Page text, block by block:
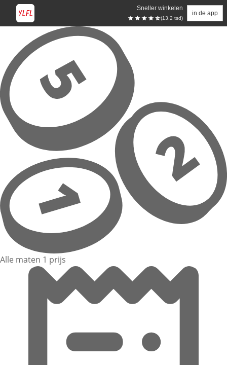
Sneller winkelen
(13.2 tsd)
in de app
Overslaan naar hoofdinhoud
Alle maten 1 prijs